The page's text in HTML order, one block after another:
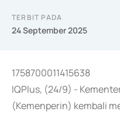
TERBIT PADA
24 September 2025
1758700011415638
IQPlus, (24/9) -
(Kemenperin) kembali